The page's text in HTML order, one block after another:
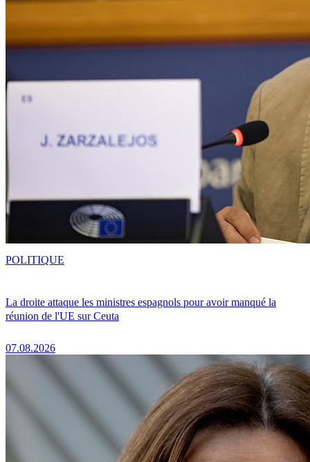
La droite attaque les ministres espagnols pour avoir manqué la
réunion de l'UE sur Ceuta
07.08.2026
POLITIQUE